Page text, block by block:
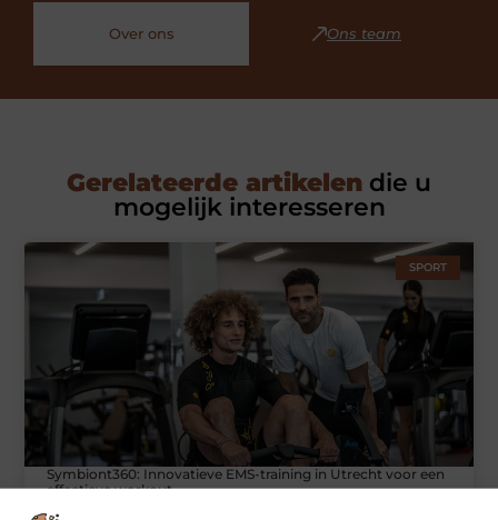
Over ons Ons team
Gerelateerde artikelen die u
mogelijk interesseren
SPORT
Symbiont360: Innovatieve EMS-training in Utrecht voor een
effectieve workout